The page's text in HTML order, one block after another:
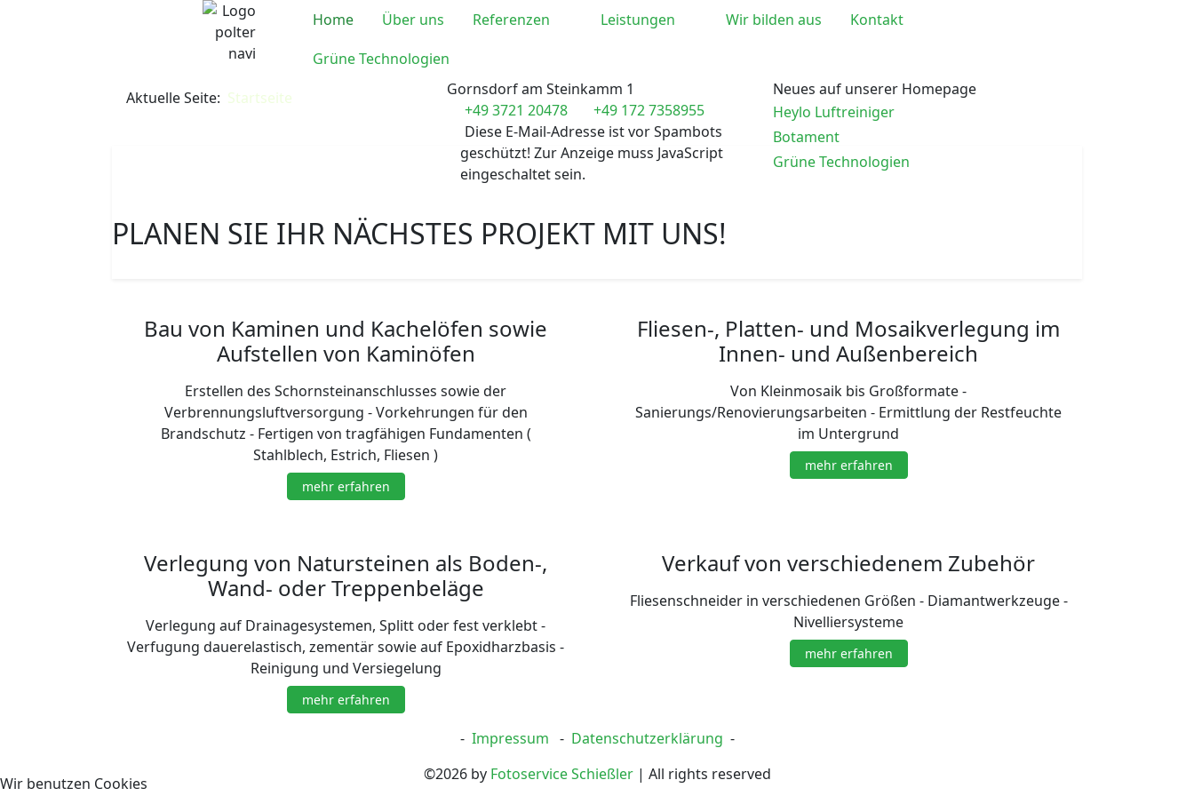
Home Über uns Referenzen Leistungen Wir bilden aus
Kontakt
Grüne Technologien
Aktuelle Seite: Startseite
Gornsdorf am Steinkamm 1
+49 3721 20478
+49 172 7358955
Diese E-Mail-Adresse ist vor Spambots
geschützt! Zur Anzeige muss JavaScript
eingeschaltet sein.
Neues auf unserer Homepage
Heylo Luftreiniger
Botament
Grüne Technologien
PLANEN SIE IHR NÄCHSTES PROJEKT MIT UNS!
Bau von Kaminen und Kachelöfen sowie
Aufstellen von Kaminöfen
Erstellen des Schornsteinanschlusses sowie der
Verbrennungsluftversorgung - Vorkehrungen für den
Brandschutz - Fertigen von tragfähigen Fundamenten (
Stahlblech, Estrich, Fliesen )
mehr erfahren
Fliesen-, Platten- und Mosaikverlegung im
Innen- und Außenbereich
Von Kleinmosaik bis Großformate -
Sanierungs/Renovierungsarbeiten - Ermittlung der Restfeuchte
im Untergrund
mehr erfahren
Verlegung von Natursteinen als Boden-,
Wand- oder Treppenbeläge
Verlegung auf Drainagesystemen, Splitt oder fest verklebt -
Verfugung dauerelastisch, zementär sowie auf Epoxidharzbasis -
Reinigung und Versiegelung
mehr erfahren
Verkauf von verschiedenem Zubehör
Fliesenschneider in verschiedenen Größen - Diamantwerkzeuge -
Nivelliersysteme
mehr erfahren
- Impressum - Datenschutzerklärung -
©2026 by Fotoservice Schießler| All rights reserved
Wir benutzen Cookies